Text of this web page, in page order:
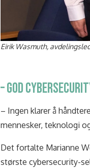
Eirik Wasmuth,
– GOD
– Ingen klarer å
mennesker, teknologi
Det fortalte Marianne
største cybersecurity-